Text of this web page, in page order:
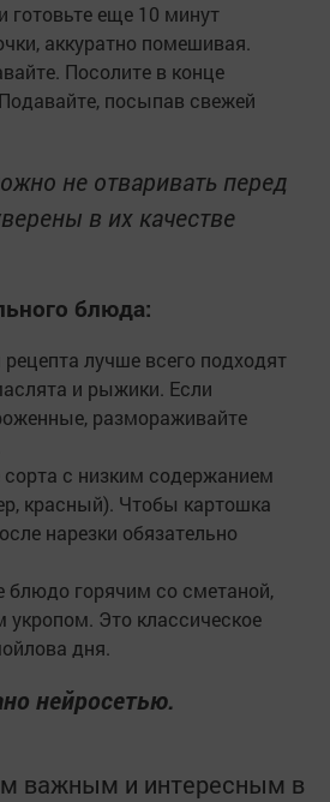
готовьте еще 10 минут
аккуратно помешивая.
Посолите в конце
посыпав свежей
не отваривать перед
в их качестве
блюда:
лучше всего подходят
и рыжики. Если
размораживайте
с низким содержанием
красный). Чтобы картошка
нарезки обязательно
блюдо горячим со сметаной,
Это классическое
дня.
нейросетью.
важным и интересным в